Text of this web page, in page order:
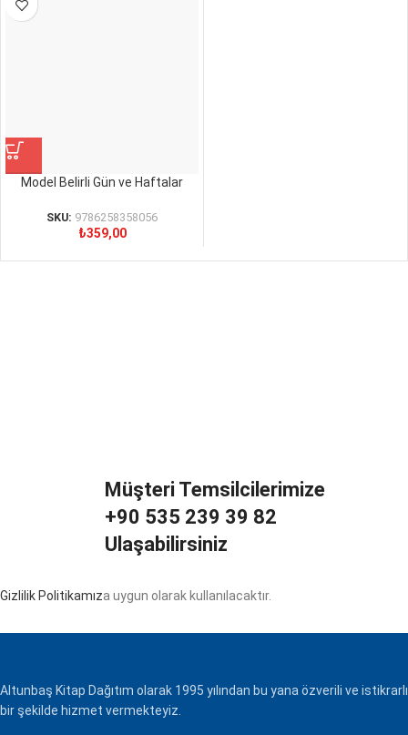
Model Belirli Gün ve Haftalar
SKU: 9786258358056
₺359,00
Müşteri Temsilcilerimize
+90 535 239 39 82
Ulaşabilirsiniz
Gizlilik Politikamıza uygun olarak kullanılacaktır.
Altunbaş Kitap Dağıtım olarak 1995 yılından bu yana özverili ve istikrarlı
bir şekilde hizmet vermekteyiz.